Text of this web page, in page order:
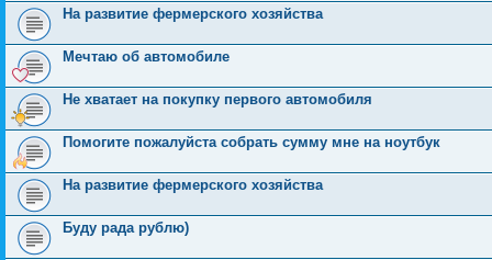
На развитие фермерского хозяйства
Мечтаю об автомобиле
Не хватает на покупку первого автомобиля
Помогите пожалуйста собрать сумму мне на ноутбук
На развитие фермерского хозяйства
Буду рада рублю)